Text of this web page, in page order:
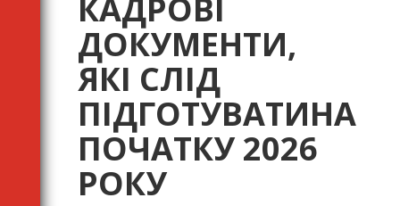
КАДРОВІ
ДОКУМЕНТИ,
ЯКІ СЛІД
ПІДГОТУВАТИНА
ПОЧАТКУ 2026
РОКУ